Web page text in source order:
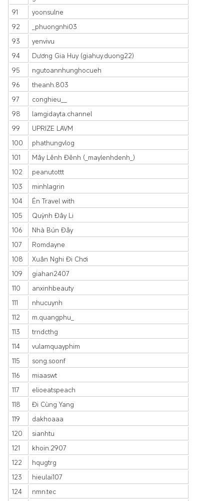
91
yoonsulne
92
_phuongnhi03
93
yenvivu
94
Dương Gia Huy (giahuy.duong22)
95
ngutoannhunghocueh
96
theanh.803
97
conghieu__
98
lamgidayta.channel
99
UPRIZE LAVM
100
phathungvlog
101
Mây Lênh Đênh (_maylenhdenh_)
102
peanutottt
103
minhlagrin
104
Én Travel with
105
Quỳnh Đây Li
106
Nhà Bún Đây
107
Romdayne
108
Xuân Nghi Đi Chơi
109
giahan2407
110
anxinhbeauty
111
nhucuynh
112
m.quangphu_
113
trndcthg
114
vulamquayphim
115
song.soonf
116
miaaswt
117
elioeatspeach
118
Đi Cùng Yang
119
dakhoaaa
120
sianhtu
121
khoin.2907
122
hqugtrg
123
hieulai107
124
nmn.tec